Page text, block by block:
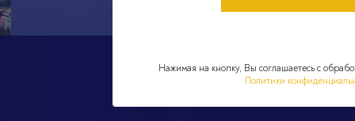
Нажимая на кнопку, Вы соглашаетесь с
Политики